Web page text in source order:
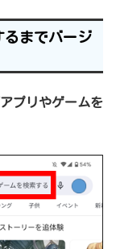
までバージ
プリやゲームを